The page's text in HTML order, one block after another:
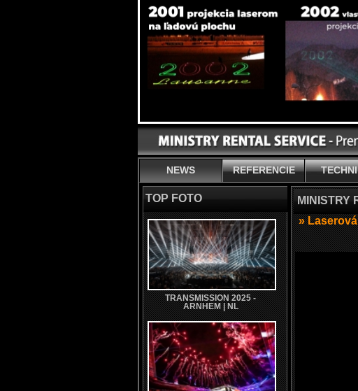
NEWS REFERENCIE
TOP FOTO
TRANSMISSION 2025 -
ARNHEM | NL
MINISTRY
»